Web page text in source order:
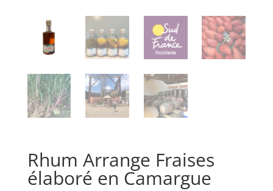
Rhum Arrange Fraises
élaboré en Camargue